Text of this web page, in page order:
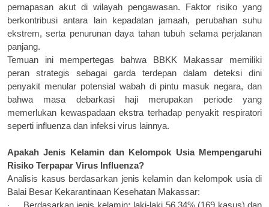
pernapasan akut di wilayah pengawasan. Faktor risiko yang
berkontribusi antara lain kepadatan jamaah, perubahan suhu
ekstrem, serta penurunan daya tahan tubuh selama perjalanan
panjang.
Temuan ini mempertegas bahwa BBKK Makassar memiliki
peran strategis sebagai garda terdepan dalam deteksi dini
penyakit menular potensial wabah di pintu masuk negara, dan
bahwa masa debarkasi haji merupakan periode yang
memerlukan kewaspadaan ekstra terhadap penyakit respiratori
seperti influenza dan infeksi virus lainnya.
Apakah Jenis Kelamin dan Kelompok Usia Mempengaruhi
Risiko Terpapar Virus Influenza?
Analisis kasus berdasarkan jenis kelamin dan kelompok usia di
Balai Besar Kekarantinaan Kesehatan Makassar:
Berdasarkan jenis kelamin: laki-laki 56,34% (169 kasus) dan